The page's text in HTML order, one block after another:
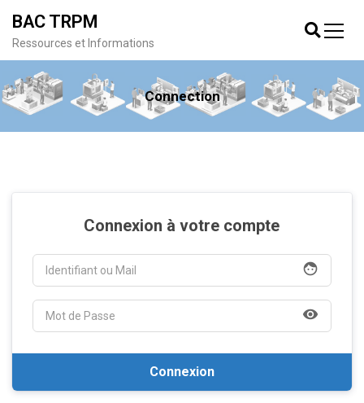
BAC TRPM
Ressources et Informations
Connection
Connexion à votre compte
face
visibility